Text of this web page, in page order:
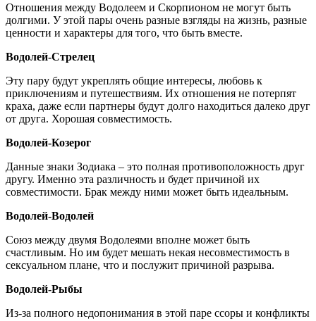
Отношения между Водолеем и Скорпионом не могут быть
долгими. У этой пары очень разные взгляды на жизнь, разные
ценности и характеры для того, что быть вместе.
Водолей-Стрелец
Эту пару будут укреплять общие интересы, любовь к
приключениям и путешествиям. Их отношения не потерпят
краха, даже если партнеры будут долго находиться далеко друг
от друга. Хорошая совместимость.
Водолей-Козерог
Данные знаки Зодиака – это полная противоположность друг
другу. Именно эта различность и будет причиной их
совместимости. Брак между ними может быть идеальным.
Водолей-Водолей
Союз между двумя Водолеями вполне может быть
счастливым. Но им будет мешать некая несовместимость в
сексуальном плане, что и послужит причиной разрыва.
Водолей-Рыбы
Из-за полного недопонимания в этой паре ссоры и конфликты